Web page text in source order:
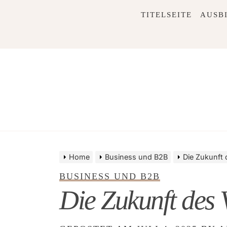
TITELSEITE
Home Business und B2B Die Zukunft
BUSINESS UND B2B
Die Zukunft des